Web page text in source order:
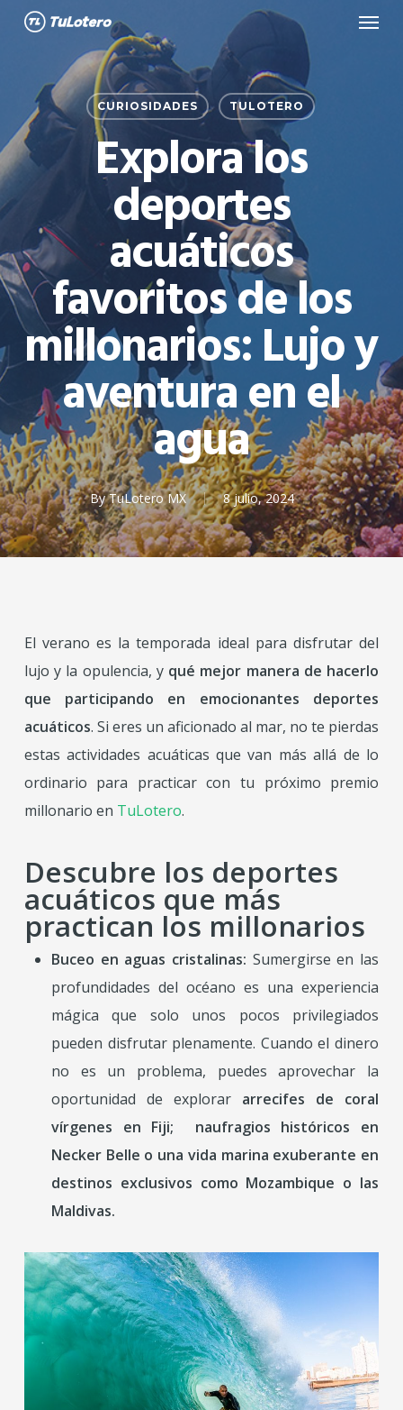
Skip
content
Menu
CURIOSIDADES TULOTERO
Explora los
deportes
acuáticos
favoritos de los
millonarios: Lujo y
aventura en el
agua
By TuLotero MX 8 julio, 2024
El verano es la temporada ideal para disfrutar del
lujo y la opulencia, y qué mejor manera de hacerlo
que participando en emocionantes deportes
acuáticos. Si eres un aficionado al mar, no te pierdas
estas actividades acuáticas que van más allá de lo
ordinario para practicar con tu próximo premio
millonario en TuLotero.
Descubre los deportes
acuáticos que más
practican los millonarios
Buceo en aguas cristalinas: Sumergirse en las
profundidades del océano es una experiencia
mágica que solo unos pocos privilegiados
pueden disfrutar plenamente. Cuando el dinero
no es un problema, puedes aprovechar la
oportunidad de explorararrecifes de coral
vírgenes en Fiji; naufragios históricos en
Necker Belle o una vida marina exuberante en
destinos exclusivos como Mozambique o las
Maldivas.